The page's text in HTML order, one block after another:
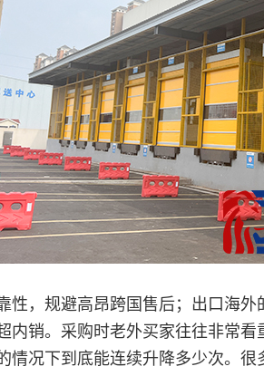
，规避高昂跨国售后；出口海外
内销。采购时老外买家往往非常
情况下到底能连续升降多少次。